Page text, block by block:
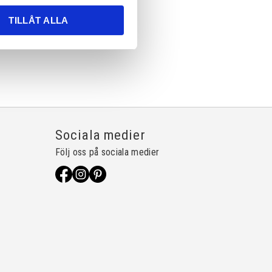
TILLÅT ALLA
Sociala medier
Följ oss på sociala medier